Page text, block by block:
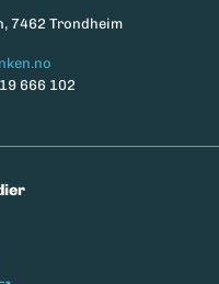
7462 Trondheim
666 102